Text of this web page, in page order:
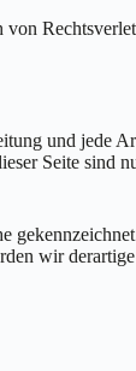
und jede
Seite sind
wir